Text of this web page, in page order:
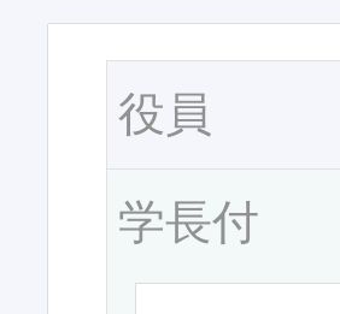
役員
学長付